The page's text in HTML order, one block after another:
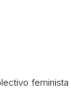
feminista